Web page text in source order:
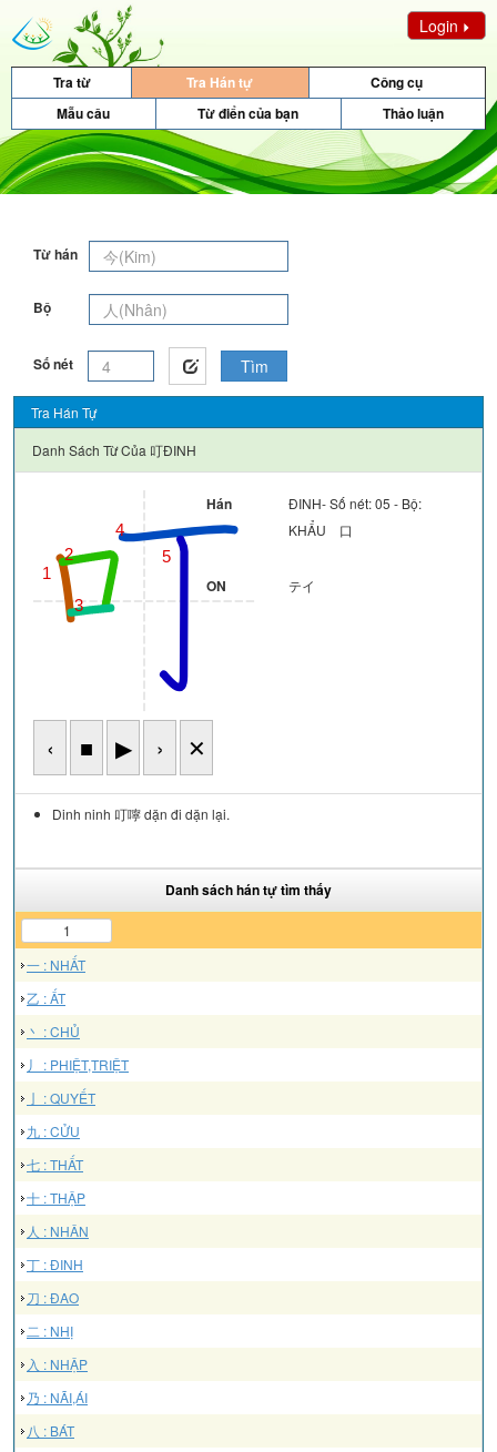
Login
Tra từ Tra Hán tự
Công cụ
Mẫu câu
Từ điển của bạn Thảo luận
Từ hán
Bộ
Số nét Tìm
Tra Hán Tự
Danh Sách Từ Của 叮ĐINH
1
2
3
4
5
‹ ■ ▶ › ✕
Hán
ĐINH- Số nét: 05 - Bộ:
KHẨU 口
ON テイ
Dinh ninh 叮嚀 dặn đi dặn lại.
Danh sách hán tự tìm thấy
1
一 : NHẤT
乙 : ẤT
丶 : CHỦ
丿 : PHIỆT,TRIỆT
亅 : QUYẾT
九 : CỬU
七 : THẤT
十 : THẬP
人 : NHÂN
丁 : ĐINH
刀 : ĐAO
二 : NHỊ
入 : NHẬP
乃 : NÃI,ÁI
八 : BÁT